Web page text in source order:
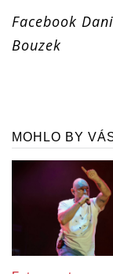
Facebook
Bouzek
MOHLO BY